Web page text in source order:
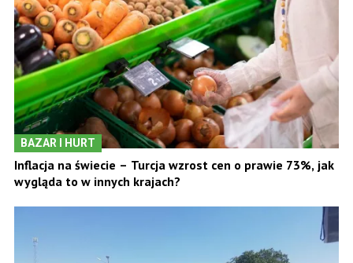
BAZAR I HURT
Inflacja na świecie – Turcja wzrost cen o prawie 73%, jak
wygląda to w innych krajach?